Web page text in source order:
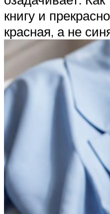
книгу и
красная, а не